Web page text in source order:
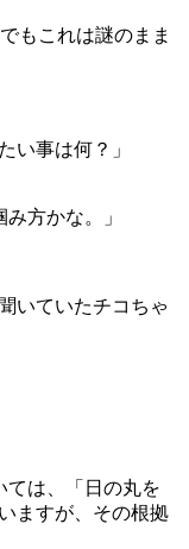
もこれは謎のまま
い事は何？」
方かな。」
いていたチコちゃ
ては、「日の丸を
ますが、その根拠